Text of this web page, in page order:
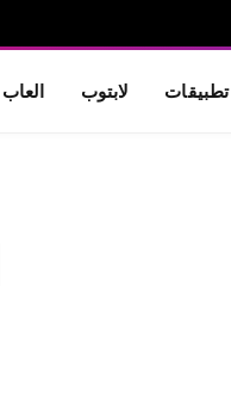
تطبيقات لابتوب العاب